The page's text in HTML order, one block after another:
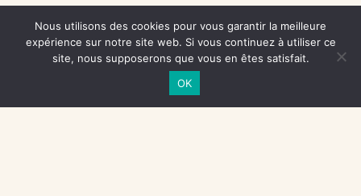
NOS SOUTIENS
CENTRE NATIONAL DU LIVRE
Nous utilisons des cookies pour vous garantir la meilleure
expérience sur notre site web. Si vous continuez à utiliser ce
site, nous supposerons que vous en êtes satisfait.
OK